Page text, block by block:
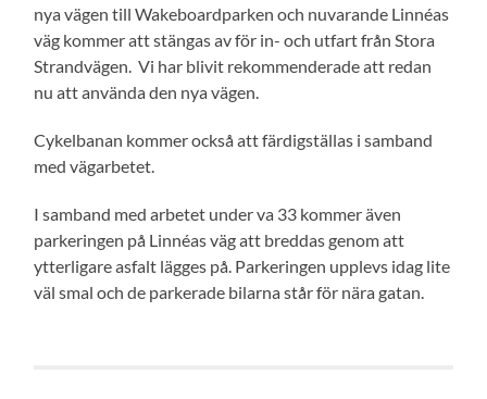
nya vägen till Wakeboardparken och nuvarande Linnéas
väg kommer att stängas av för in- och utfart från Stora
Strandvägen. Vi har blivit rekommenderade att redan
nu att använda den nya vägen.
Cykelbanan kommer också att färdigställas i samband
med vägarbetet.
I samband med arbetet under va 33 kommer även
parkeringen på Linnéas väg att breddas genom att
ytterligare asfalt lägges på. Parkeringen upplevs idag lite
väl smal och de parkerade bilarna står för nära gatan.